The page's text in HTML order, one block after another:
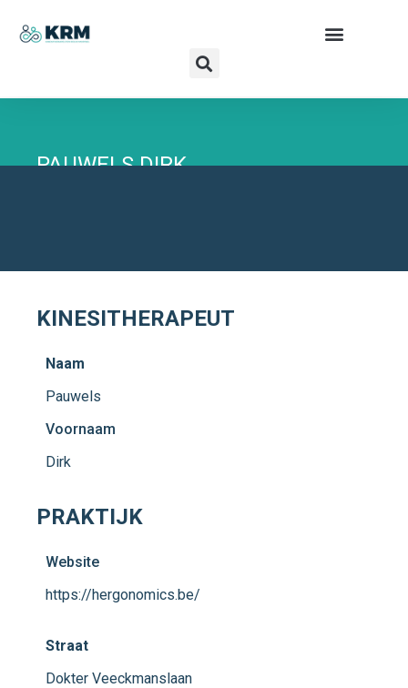
PAUWELS DIRK
KINESITHERAPEUT
Naam
Pauwels
Voornaam
Dirk
PRAKTIJK
Website
https://hergonomics.be/
Straat
Dokter Veeckmanslaan